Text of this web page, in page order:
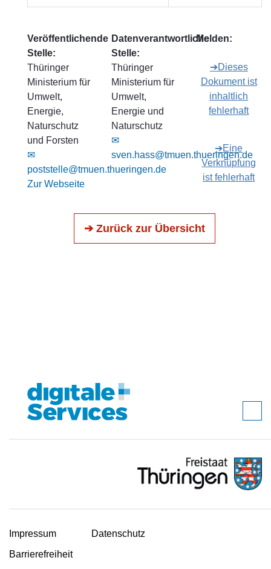
Veröffentlichende
Stelle:
Thüringer
Ministerium für
Umwelt,
Energie,
Naturschutz
und Forsten
✉
poststelle@tmuen.thueringen.de
Zur Webseite
Datenverantwortliche
Stelle:
Thüringer
Ministerium für
Umwelt,
Energie und
Naturschutz
✉
sven.hass@tmuen.thueringen.de
Melden:
➔Dieses
Dokument ist
inhaltlich
fehlerhaft
➔Eine
Verknüpfung
ist fehlerhaft
➔ Zurück zur Übersicht
Impressum
Datenschutz
Barrierefreiheit